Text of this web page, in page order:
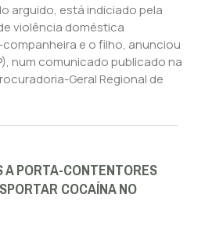
arguido, está indiciado pela
violência doméstica
e o filho, anunciou
num comunicado publicado na
Geral Regional de
PORTA-CONTENTORES
COCAÍNA NO